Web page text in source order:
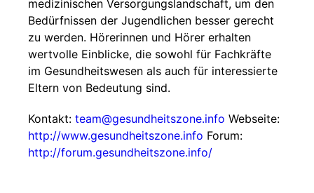
medizinischen Versorgungslandschaft, um den
Bedürfnissen der Jugendlichen besser gerecht
zu werden. Hörerinnen und Hörer erhalten
wertvolle Einblicke, die sowohl für Fachkräfte
im Gesundheitswesen als auch für interessierte
Eltern von Bedeutung sind.
Kontakt: team@gesundheitszone.info Webseite:
http://www.gesundheitszone.info Forum:
http://forum.gesundheitszone.info/